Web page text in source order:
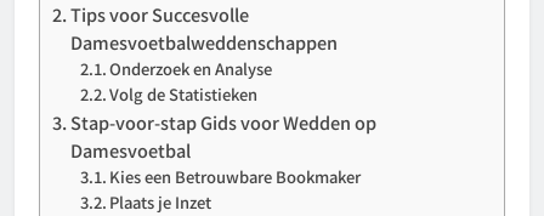
Tips voor Succesvolle
Damesvoetbalweddenschappen
Onderzoek en Analyse
Volg de Statistieken
Stap-voor-stap Gids voor Wedden op
Damesvoetbal
Kies een Betrouwbare Bookmaker
Plaats je Inzet